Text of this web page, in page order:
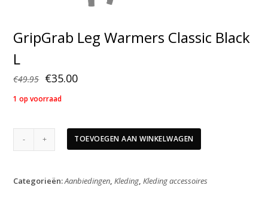
GripGrab Leg Warmers Classic Black
L
€49.95 Oorspronkelijke
prijs
€49.95.
€35.00Huidige
€35.00.
1 op voorraad
Black
TOEVOEGEN AAN WINKELWAGEN
Categorieën:Aanbiedingen,Kleding,Kleding accessoires